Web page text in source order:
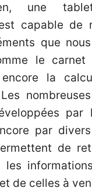
une
capable de
que
le carnet
encore la
par
de
les
de celles à